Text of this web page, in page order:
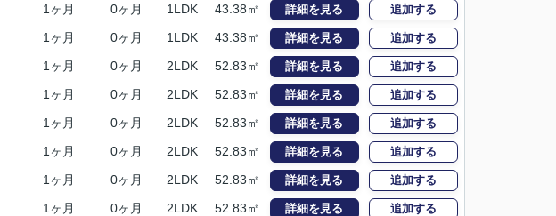
1ヶ月 0ヶ月 1LDK 43.38㎡ 詳細を見る 追加する
1ヶ月 0ヶ月 1LDK 43.38㎡ 詳細を見る 追加する
1ヶ月 0ヶ月 2LDK 52.83㎡ 詳細を見る 追加する
1ヶ月 0ヶ月 2LDK 52.83㎡ 詳細を見る 追加する
1ヶ月 0ヶ月 2LDK 52.83㎡ 詳細を見る 追加する
1ヶ月 0ヶ月 2LDK 52.83㎡ 詳細を見る 追加する
1ヶ月 0ヶ月 2LDK 52.83㎡ 詳細を見る 追加する
1ヶ月 0ヶ月 2LDK 52.83㎡ 詳細を見る 追加する